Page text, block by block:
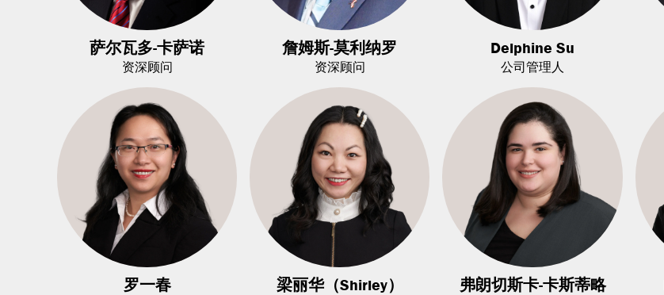
萨尔瓦多-卡萨诺
资深顾问
詹姆斯-莫利纳罗
资深顾问
Delphine Su
公司管理人
罗一春 梁丽华（Shirley） 弗朗切斯卡-卡斯蒂略